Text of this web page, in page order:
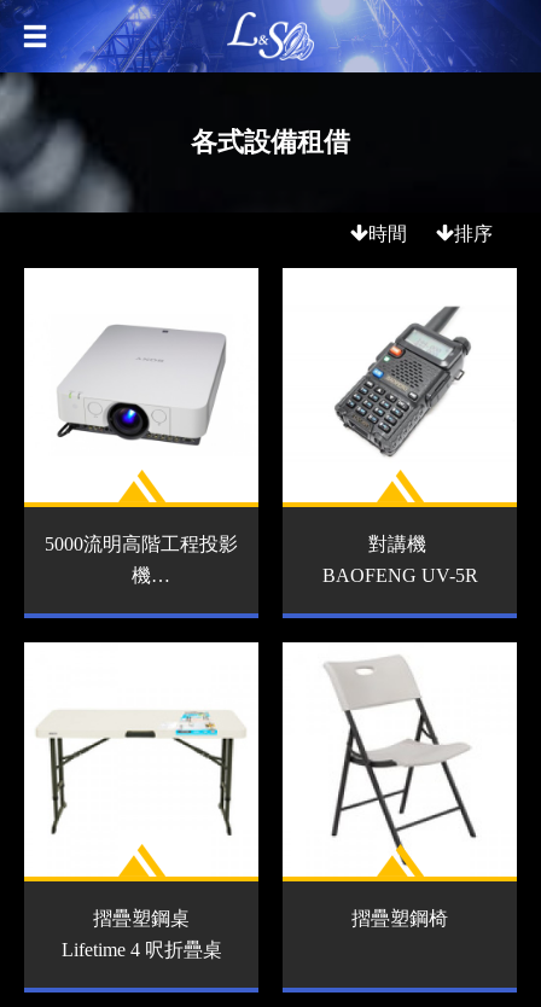
各式設備租借
時間 排序
5000流明高階工程投影
機
對講機
BAOFENG UV-5R
摺疊塑鋼桌
Lifetime 4 呎折疊桌
摺疊塑鋼椅